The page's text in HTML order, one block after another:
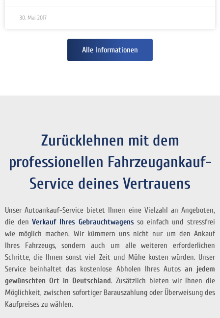
30. Mai 2017
Alle Informationen
Zurücklehnen mit dem
professionellen Fahrzeugankauf-
Service deines Vertrauens
Unser Autoankauf-Service bietet Ihnen eine Vielzahl an Angeboten,
die denVerkauf Ihres Gebrauchtwagensso einfach und stressfrei
wie möglich machen. Wir kümmern uns nicht nur um den Ankauf
Ihres Fahrzeugs, sondern auch um alle weiteren erforderlichen
Schritte, die Ihnen sonst viel Zeit und Mühe kosten würden. Unser
Service beinhaltet das kostenlose Abholen Ihres Autos an jedem
gewünschten Ort in Deutschland. Zusätzlich bieten wir Ihnen die
Möglichkeit, zwischen sofortiger Barauszahlung oder Überweisung des
Kaufpreises zu wählen.